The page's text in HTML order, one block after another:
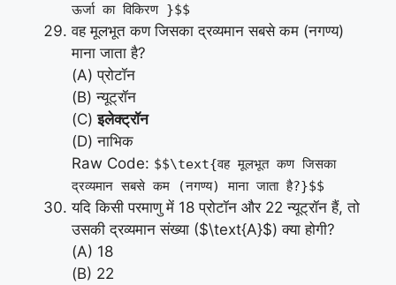
ऊर्जा का विकिरण }$$
वह मूलभूत कण जिसका द्रव्यमान सबसे कम (नगण्य)
माना जाता है?
(A) प्रोटॉन
(B) न्यूट्रॉन
(C)इलेक्ट्रॉन
(D) नाभिक
Raw Code: $$\text{वह मूलभूत कण जिसका
द्रव्यमान सबसे कम (नगण्य) माना जाता है?}$$
यदि किसी परमाणु में 18 प्रोटॉन और 22 न्यूट्रॉन हैं, तो
उसकी द्रव्यमान संख्या ($\text{A}$) क्या होगी?
(A) 18
(B) 22